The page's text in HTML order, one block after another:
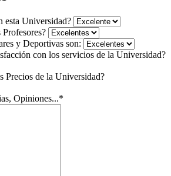
esta Universidad?
y Deportivas son:
con los servicios de la Universidad?
Precios de la Universidad?
Opiniones...*